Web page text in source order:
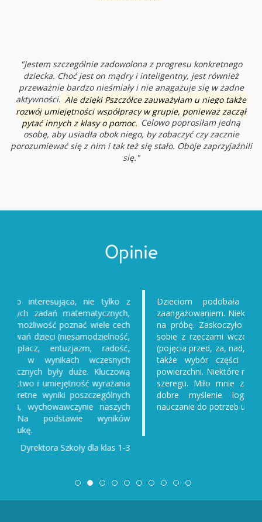
"Jestem szczególnie zadowolona z progresu konkretnego
dziecka. Choć jest on mądry i inteligentny, jest również
przeważnie bardzo nieśmiały i nie anagażuje się w żadne
aktywności. Ale dzięki Pszczółce zauważyłam u niego także
rozwój umiejętności współpracy w grupie, ponieważ zaczął
pytać innych z klasy o pomoc. Celowo poprosiłam jedną
osobę, aby usiadła obok niego, by zobaczyć czy zacznie
porozumiewać się z nim i tak też się stało. Oboje zaprzyjaźnili
się."
Opinie
Dzieciom podobała się praca, pracowały z
zaangażowaniem. Niektóre dzieci klikały odpowiedzi
na próbę. Zaskoczyło mnie, że dzieci słabo radzą
sobie z rzeczami wcześniej znanymi z przedszkola
(pojęcia przed, za, nad, pod...). Problemy sprawiał im
także wybór części z całości - orientacja na
powierzchni. Niektóre miały problemy z orientacją w
szeregu. Miło mnie zaskoczyło, ilu chłopców ma
dobre myślenie logiczne. Już dostosowaliśmy
nauczanie do potrzeb uczniów.
Iwona, Nauczycielka 1. klasy